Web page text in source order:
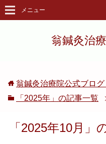
翁鍼灸治
メニュー
翁鍼灸治療院公式ブログ
「2025年」の記事一覧
「2025年10月」